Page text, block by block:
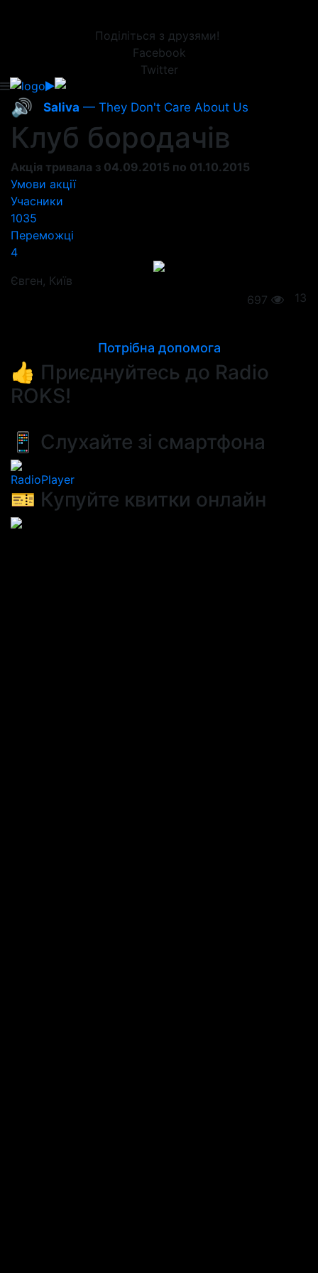
Поділіться з друзями!
Facebook
Twitter
🔊 Saliva — They Don't Care About Us
Клуб бородачів
Акція тривала з 04.09.2015 по 01.10.2015
Умови акції
Учасники
1035
Переможці
4
Євгeн, Київ
13
697
Потрібна допомога
👍 Приєднуйтесь до Radio
ROKS!
📱 Слухайте зі смартфона
RadioPlayer
🎫 Купуйте квитки онлайн